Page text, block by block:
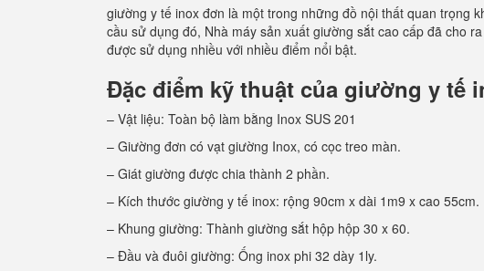
giường y tế inox đơn là một trong những đồ nội thất quan trọng
cầu sử dụng đó, Nhà máy sản xuất giường sắt cao cấp đã cho
được sử dụng nhiều với nhiều điểm nổi bật.
Đặc điểm kỹ thuật của giường y tế
– Vật liệu: Toàn bộ làm bằng Inox SUS 201
– Giường đơn có vạt giường Inox, có cọc treo màn.
– Giát giường được chia thành 2 phần.
– Kích thước giường y tế inox: rộng 90cm x dài 1m9 x cao 55cm.
– Khung giường: Thành giường sắt hộp hộp 30 x 60.
– Đầu và đuôi giường: Ống inox phi 32 dày 1ly.